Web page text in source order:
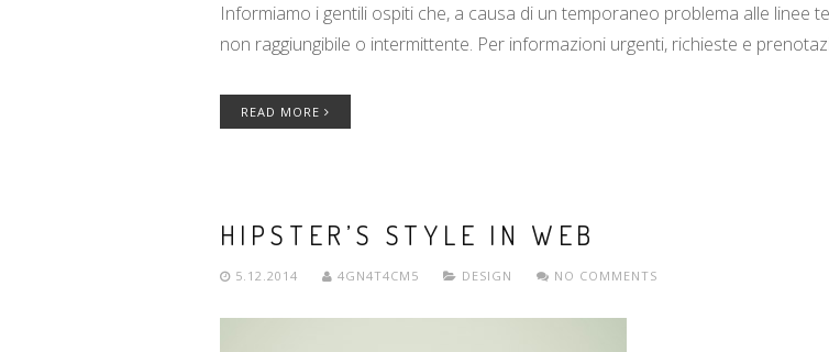
Informiamo i gentili ospiti che, a causa di un temporaneo problema alle linee
non raggiungibile o intermittente. Per informazioni urgenti, richieste e
READ MORE
HIPSTER’S STYLE IN WEB
5.12.2014 4GN4T4CM5 DESIGN NO COMMENTS